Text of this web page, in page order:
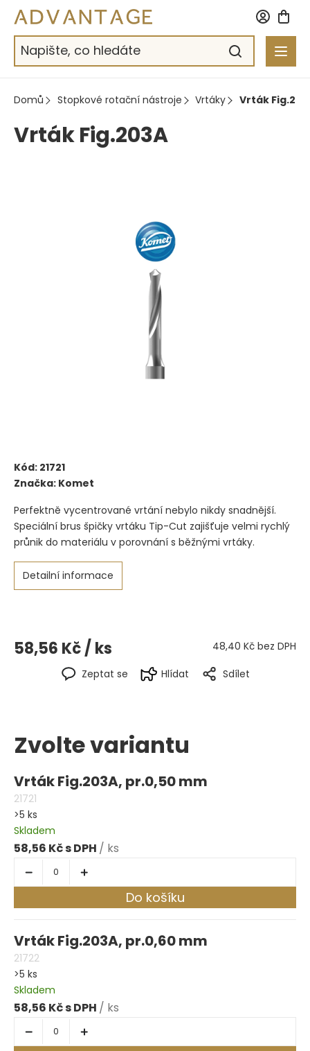
Přejít
obsah
Domů Stopkové rotační nástroje Vrtáky Vrták
Vrták Fig.203A
Kód: 21721
Značka: Komet
58,56 Kč/ ks 48,40 Kč bez DPH
Perfektně vycentrované vrtání nebylo nikdy snadnější.
Speciální brus špičky vrtáku Tip-Cut zajišťuje velmi rychlý
průnik do materiálu v porovnání s běžnými vrtáky.
Detailní informace
Zeptat se Hlídat Sdílet
Zvolte variantu
Vrták Fig.203A, pr.0,50 mm
21721
>5 ks
Skladem
58,56 Kč / ks
Do košíku
Vrták Fig.203A, pr.0,60 mm
21722
>5 ks
Skladem
58,56 Kč / ks